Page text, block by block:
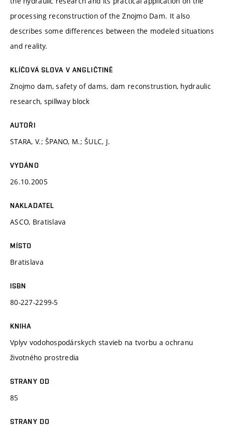
processing reconstruction of the Znojmo Dam. It also
describes some differences between the modeled situations
and reality.
KLÍČOVÁ SLOVA V ANGLIČTINĚ
Znojmo dam, safety of dams, dam reconstrustion, hydraulic
research, spillway block
AUTOŘI
STARA, V.; ŠPANO, M.; ŠULC, J.
VYDÁNO
26.10.2005
NAKLADATEL
ASCO, Bratislava
MÍSTO
Bratislava
ISBN
80-227-2299-5
KNIHA
Vplyv vodohospodárskych stavieb na tvorbu a ochranu
životného prostredia
STRANY OD
85
STRANY DO